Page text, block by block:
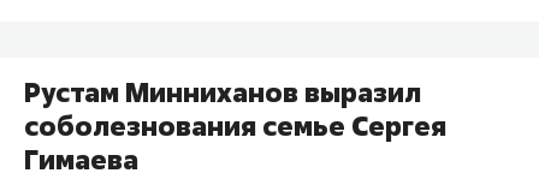
Рустам Минниханов выразил
соболезнования семье Сергея
Гимаева